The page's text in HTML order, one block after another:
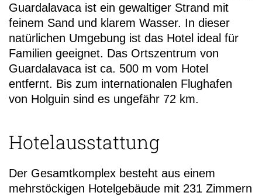
Guardalavaca ist ein gewaltiger Strand mit
feinem Sand und klarem Wasser. In dieser
natürlichen Umgebung ist das Hotel ideal für
Familien geeignet. Das Ortszentrum von
Guardalavaca ist ca. 500 m vom Hotel
entfernt. Bis zum internationalen Flughafen
von Holguin sind es ungefähr 72 km.
Hotelausstattung
Der Gesamtkomplex besteht aus einem
mehrstöckigen Hotelgebäude mit 231 Zimmern